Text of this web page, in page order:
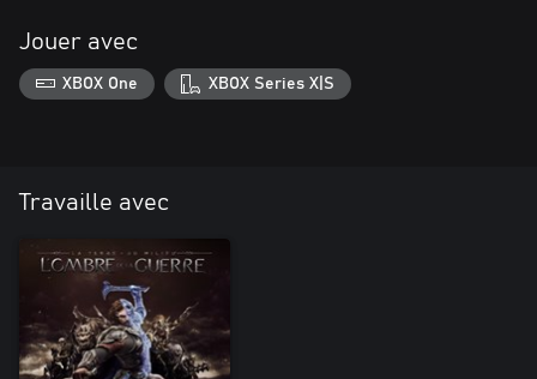
Jouer avec
XBOX One XBOX Series X|S
Travaille avec